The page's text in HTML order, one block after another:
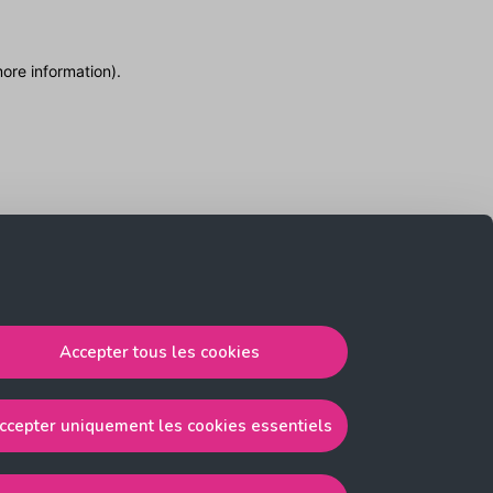
Accepter tous les cookies
uniquement les cookies essentiels
information).